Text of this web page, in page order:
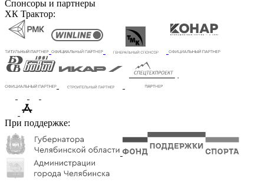
Спонсоры и партнеры
ХК Трактор:
При поддержке: